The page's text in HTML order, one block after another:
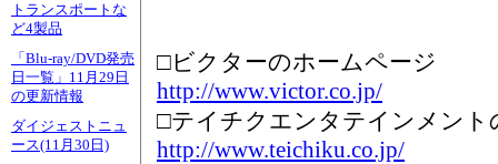
トランスポートな
ど4製品
「Blu-ray/DVD発売
日一覧」11月29日
の更新情報
ダイジェストニュ
ース(11月30日)
□ビクターのホームページ
http://www.victor.co.jp/
□テイチクエンタテインメント
http://www.teichiku.co.jp/